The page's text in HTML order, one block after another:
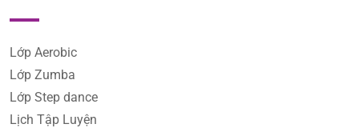
Lớp Aerobic
Lớp Zumba
Lớp Step dance
Lịch Tập Luyện